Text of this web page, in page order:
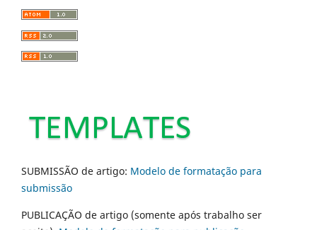
SUBMISSÃO de artigo: Modelo de formatação para
submissão
PUBLICAÇÃO de artigo (somente após trabalho ser